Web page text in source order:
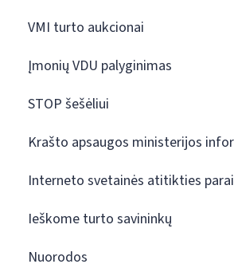
VMI turto aukcionai
Įmonių VDU palyginimas
STOP šešėliui
Krašto apsaugos ministerijos
Interneto svetainės atitikties
Ieškome turto savininkų
Nuorodos